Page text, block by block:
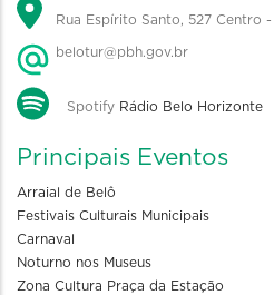
Rua Espírito Santo, 527 Centro
belotur@pbh.gov.br
Spotify Rádio Belo Horizonte
Principais Eventos
Arraial de Belô
Festivais Culturais Municipais
Carnaval
Noturno nos Museus
Zona Cultura Praça da Estação